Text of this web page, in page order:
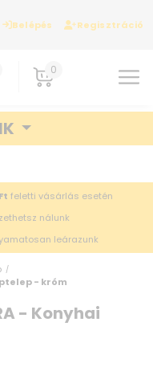
Belépés Regisztráció
0
feletti vásárlás esetén
nálunk
leárazunk
/
- króm
- Konyhai